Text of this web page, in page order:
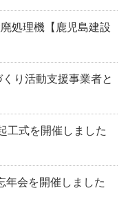
処理機【鹿児島建設
り活動支援事業者と
工式を開催しました
年会を開催しました